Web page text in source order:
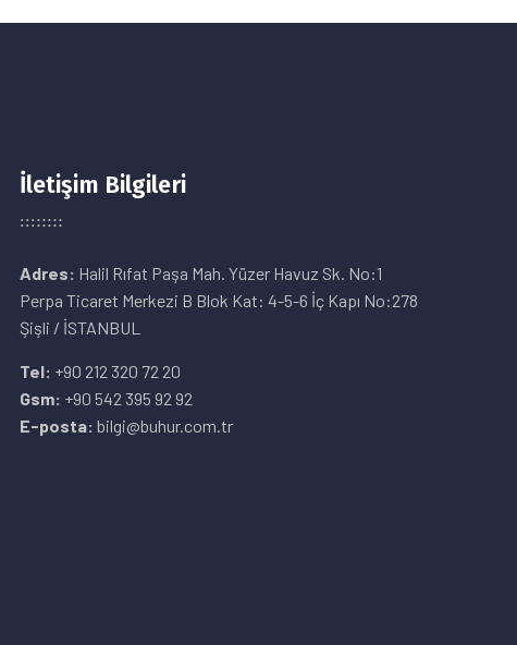
İletişim Bilgileri
Adres: Halil Rıfat Paşa Mah. Yüzer Havuz Sk. No:1
Perpa Ticaret Merkezi B Blok Kat: 4-5-6 İç Kapı No:278
Şişli / İSTANBUL
Tel: +90 212 320 72 20
Gsm: +90 542 395 92 92
E-posta: bilgi@buhur.com.tr